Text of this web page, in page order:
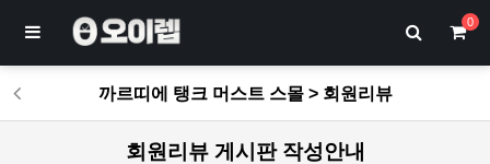
0
까르띠에 탱크 머스트 스몰 > 회원리뷰
회원리뷰 게시판 작성안내